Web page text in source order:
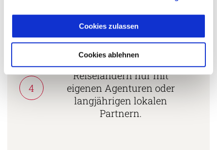
Cookies zulassen
Cookies ablehnen
nachhaltiges Unternehmen
zertifiziert.
4
Reiseländern nur mit
eigenen Agenturen oder
langjährigen lokalen
Partnern.